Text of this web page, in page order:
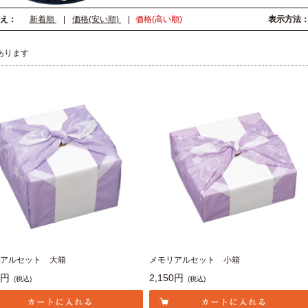
表示方法：
： 新着順 価格(安い順) 価格(高い順)
ります
ルセット 大箱
(税込)
メモリアルセット 小箱
2,150円 (税込)